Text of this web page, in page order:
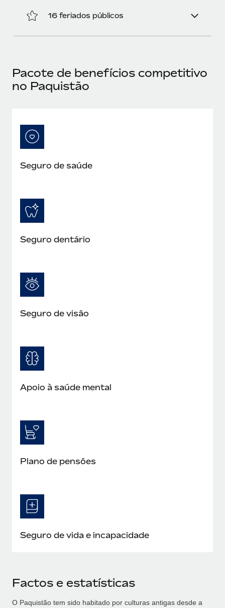
16 feriados públicos
Pacote de benefícios competitivo
no Paquistão
Seguro de saúde
Seguro dentário
Seguro de visão
Apoio à saúde mental
Plano de pensões
Seguro de vida e incapacidade
Factos e estatísticas
O Paquistão tem sido habitado por culturas antigas desde a